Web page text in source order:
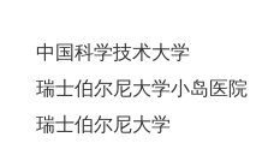
中国科学技术大学
瑞士伯尔尼大学小岛医院
瑞士伯尔尼大学